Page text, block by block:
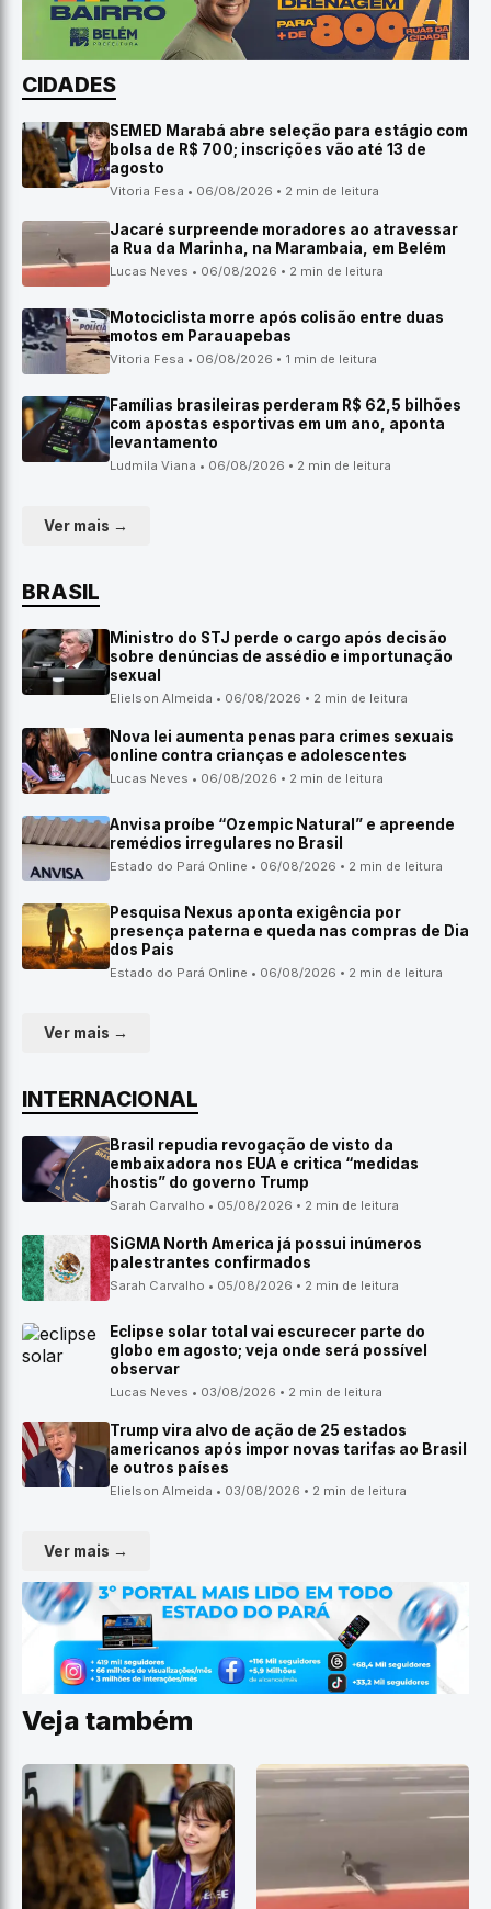
CIDADES
SEMED Marabá abre seleção para estágio com
bolsa de R$ 700; inscrições vão até 13 de
agosto
Vitoria Fesa • 06/08/2026 • 2 min de leitura
Jacaré surpreende moradores ao atravessar
a Rua da Marinha, na Marambaia, em Belém
Lucas Neves • 06/08/2026 • 2 min de leitura
Motociclista morre após colisão entre duas
motos em Parauapebas
Vitoria Fesa • 06/08/2026 • 1 min de leitura
Famílias brasileiras perderam R$ 62,5 bilhões
com apostas esportivas em um ano, aponta
levantamento
Ludmila Viana • 06/08/2026 • 2 min de leitura
Ver mais →
BRASIL
Ministro do STJ perde o cargo após decisão
sobre denúncias de assédio e importunação
sexual
Elielson Almeida • 06/08/2026 • 2 min de leitura
Nova lei aumenta penas para crimes sexuais
online contra crianças e adolescentes
Lucas Neves • 06/08/2026 • 2 min de leitura
Anvisa proíbe “Ozempic Natural” e apreende
remédios irregulares no Brasil
Estado do Pará Online • 06/08/2026 • 2 min de leitura
Pesquisa Nexus aponta exigência por
presença paterna e queda nas compras de Dia
dos Pais
Estado do Pará Online • 06/08/2026 • 2 min de leitura
Ver mais →
INTERNACIONAL
Brasil repudia revogação de visto da
embaixadora nos EUA e critica “medidas
hostis” do governo Trump
Sarah Carvalho • 05/08/2026 • 2 min de leitura
SiGMA North America já possui inúmeros
palestrantes confirmados
Sarah Carvalho • 05/08/2026 • 2 min de leitura
Eclipse solar total vai escurecer parte do
globo em agosto; veja onde será possível
observar
Lucas Neves • 03/08/2026 • 2 min de leitura
Trump vira alvo de ação de 25 estados
americanos após impor novas tarifas ao Brasil
e outros países
Elielson Almeida • 03/08/2026 • 2 min de leitura
Ver mais →
Veja também